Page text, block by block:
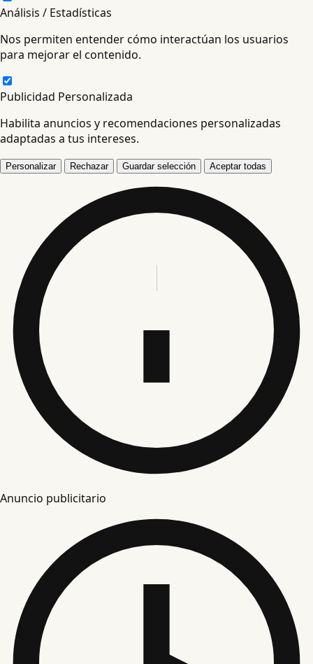
Análisis / Estadísticas
Nos permiten entender cómo interactúan los usuarios
para mejorar el contenido.
Publicidad Personalizada
Habilita anuncios y recomendaciones personalizadas
adaptadas a tus intereses.
Personalizar Rechazar Guardar selección Aceptar todas
Anuncio publicitario